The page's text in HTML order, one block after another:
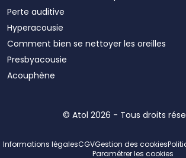
Perte auditive
Hyperacousie
Comment bien se nettoyer les oreilles
Presbyacousie
Acouphène
© Atol 2026 - Tous droits
Informations légalesCGVGestion des cookies
Paramétrer les cookies